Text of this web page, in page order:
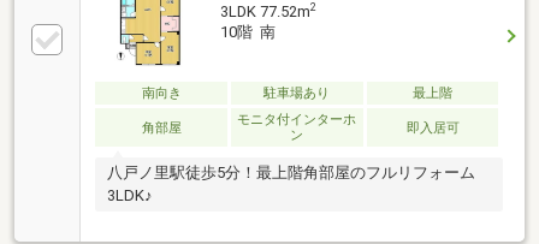
3LDK 77.52m2
10階 南
南向き 駐車場あり 最上階
角部屋
モニタ付インターホ
ン
即入居可
八戸ノ里駅徒歩5分！最上階角部屋のフルリフォーム
3LDK♪